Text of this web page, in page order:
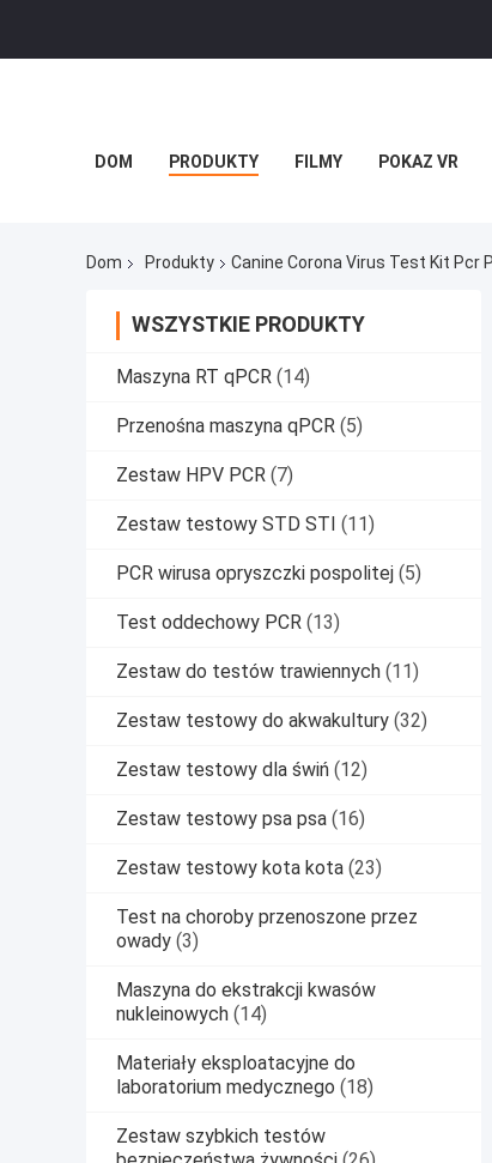
DOM PRODUKTY FILMY POKAZ VR
Dom Produkty Canine Corona Virus Test Kit Pcr
WSZYSTKIE PRODUKTY
Maszyna RT qPCR (14)
Przenośna maszyna qPCR (5)
Zestaw HPV PCR (7)
Zestaw testowy STD STI (11)
PCR wirusa opryszczki pospolitej (5)
Test oddechowy PCR (13)
Zestaw do testów trawiennych (11)
Zestaw testowy do akwakultury (32)
Zestaw testowy dla świń (12)
Zestaw testowy psa psa (16)
Zestaw testowy kota kota (23)
Test na choroby przenoszone przez
owady (3)
Maszyna do ekstrakcji kwasów
nukleinowych (14)
Materiały eksploatacyjne do
laboratorium medycznego (18)
Zestaw szybkich testów